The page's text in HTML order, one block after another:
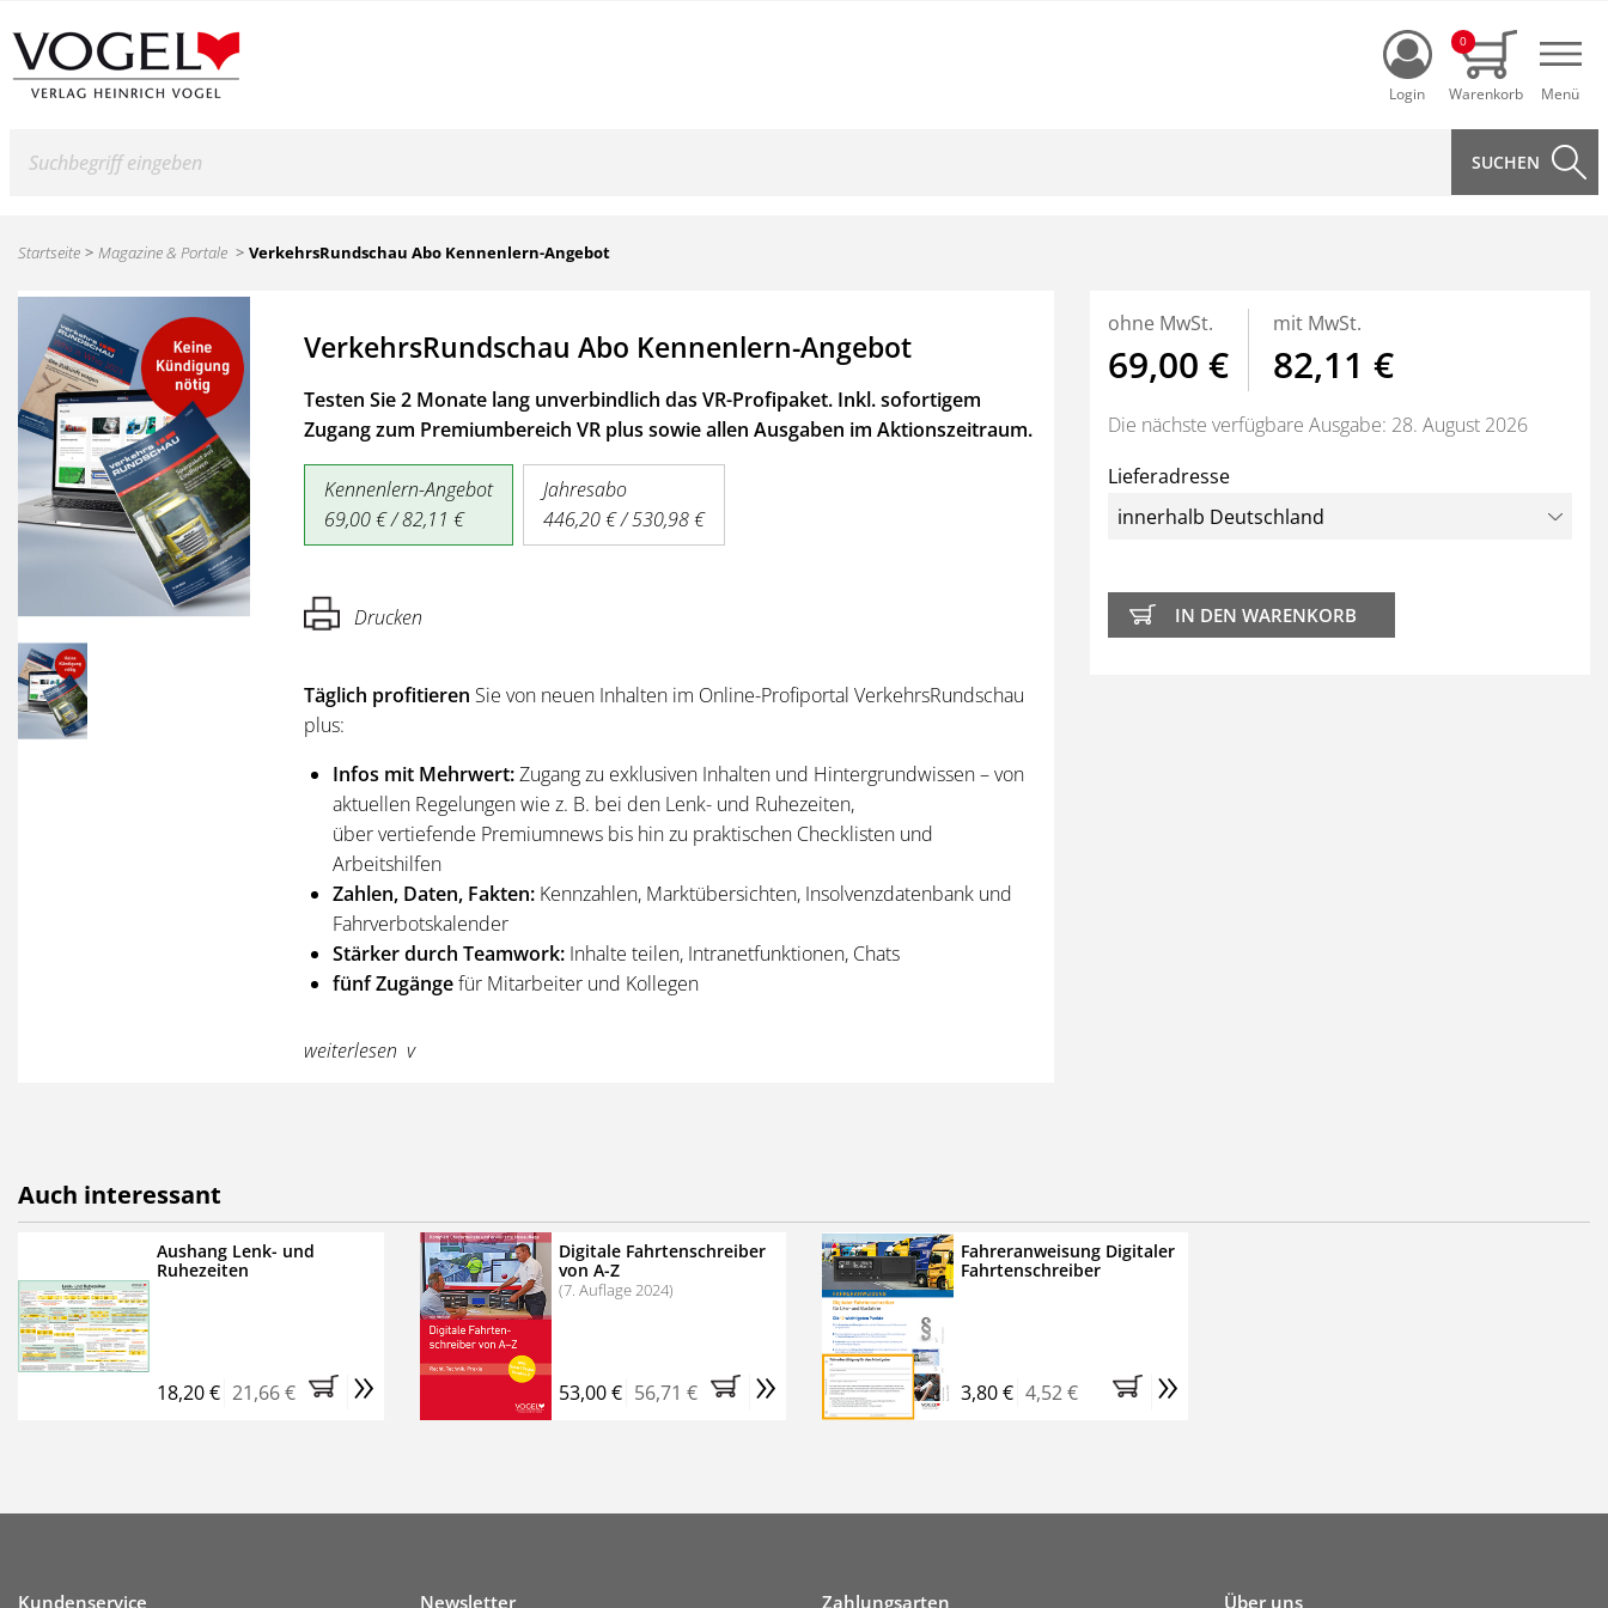
Login
0
Startseite Magazine & Portale VerkehrsRundschau Abo Kennenlern-Angebot
VerkehrsRundschau Abo Kennenlern-Angebot
Testen Sie 2 Monate lang unverbindlich das VR-Profipaket. Inkl. sofortigem
Zugang zum Premiumbereich VR plus sowieallen Ausgaben im Aktionszeitraum.
Kennenlern-Angebot
69,00 € / 82,11 €
Jahresabo
446,20 € / 530,98 €
Drucken
Täglich profitieren Sie von neuen Inhalten im Online-Profiportal VerkehrsRundschau
plus:
Infos mit Mehrwert:Zugang zu exklusiven Inhalten und Hintergrundwissen – von
aktuellen Regelungen wie z. B. bei den Lenk- und Ruhezeiten,
über vertiefende Premiumnews bis hin zu praktischen Checklisten und
Arbeitshilfen
Zahlen, Daten, Fakten: Kennzahlen, Marktübersichten, Insolvenzdatenbank und
Fahrverbotskalender
Stärker durch Teamwork: Inhalte teilen, Intranetfunktionen, Chats
fünf Zugängefür Mitarbeiter und Kollegen
Sie erhaltenalle Ausgaben
Kostenfreie Online-Seminare
Bestellen Sie jetzt das VerkehrsRundschau Profipaket im Kennenlern-Abo für zwei
Monate (inkl. der derzeitig gesetzlichen MwSt. und Versandkosten).Nach 2 Monaten
brauchen Sie nichts weiter tun, das Abonnement endet automatisch, es
entstehen keine weiteren Verpflichtungen.
weiterlesen
ohne MwSt.
69,00 €
mit MwSt.
82,11 €
Die nächste verfügbare Ausgabe: 28. August 2026
Lieferadresse
Auch interessant
Aushang Lenk- und
Ruhezeiten
18,20 € 21,66 € »
Digitale Fahrtenschreiber
von A-Z
(7. Auflage 2024)
53,00 € 56,71 € »
Fahreranweisung Digitaler
Fahrtenschreiber
3,80 € 4,52 € »
Kundenservice Newsletter Zahlungsarten Über uns